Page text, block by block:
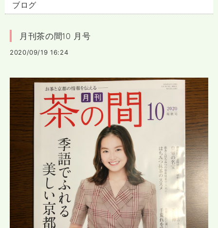
ブログ
月刊茶の間10 月号
2020/09/19 16:24